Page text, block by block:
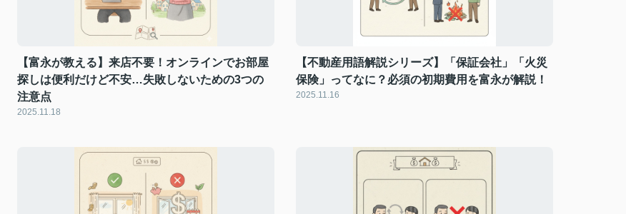
【富永が教える】来店不要！オンラインでお部屋
探しは便利だけど不安…失敗しないための3つの
注意点
2025.11.18
【不動産用語解説シリーズ】「保証会社」「火災
保険」ってなに？必須の初期費用を富永が解説！
2025.11.16